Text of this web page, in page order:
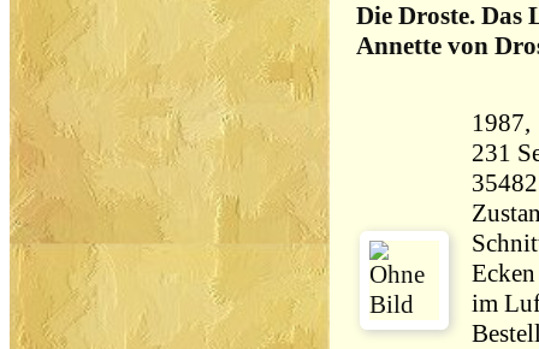
Die Droste. Das
Annette von
231 Seiten
im